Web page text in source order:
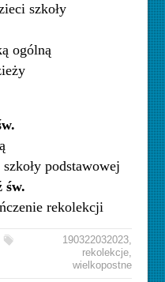
szkoły
ogólną
podstawowej
św.
rekolekcji
190322032023,
rekolekcje,
wielkopostne